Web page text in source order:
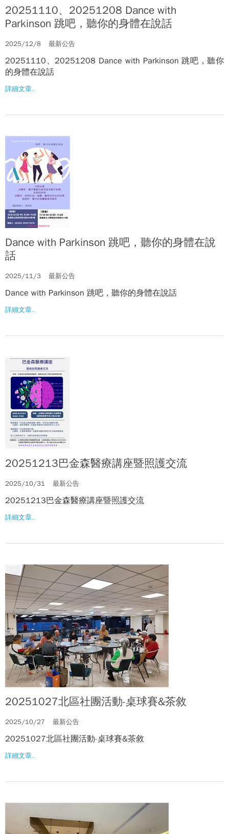
20251110、20251208 Dance with
Parkinson 跳吧，聽你的身體在說話
2025/12/8 最新公告
20251110、20251208 Dance with Parkinson 跳吧，聽你
的身體在說話
詳細文章..
Dance with Parkinson 跳吧，聽你的身體在說
話
2025/11/3 最新公告
Dance with Parkinson 跳吧，聽你的身體在說話
詳細文章..
20251213巴金森醫療講座暨照護交流
2025/10/31 最新公告
20251213巴金森醫療講座暨照護交流
詳細文章..
20251027北區社團活動-桌球賽&茶敘
2025/10/27 最新公告
20251027北區社團活動-桌球賽&茶敘
詳細文章..